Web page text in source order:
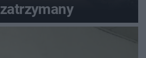
zatrzymany